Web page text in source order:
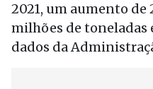
2021, um aumento de
milhões de toneladas
dados da